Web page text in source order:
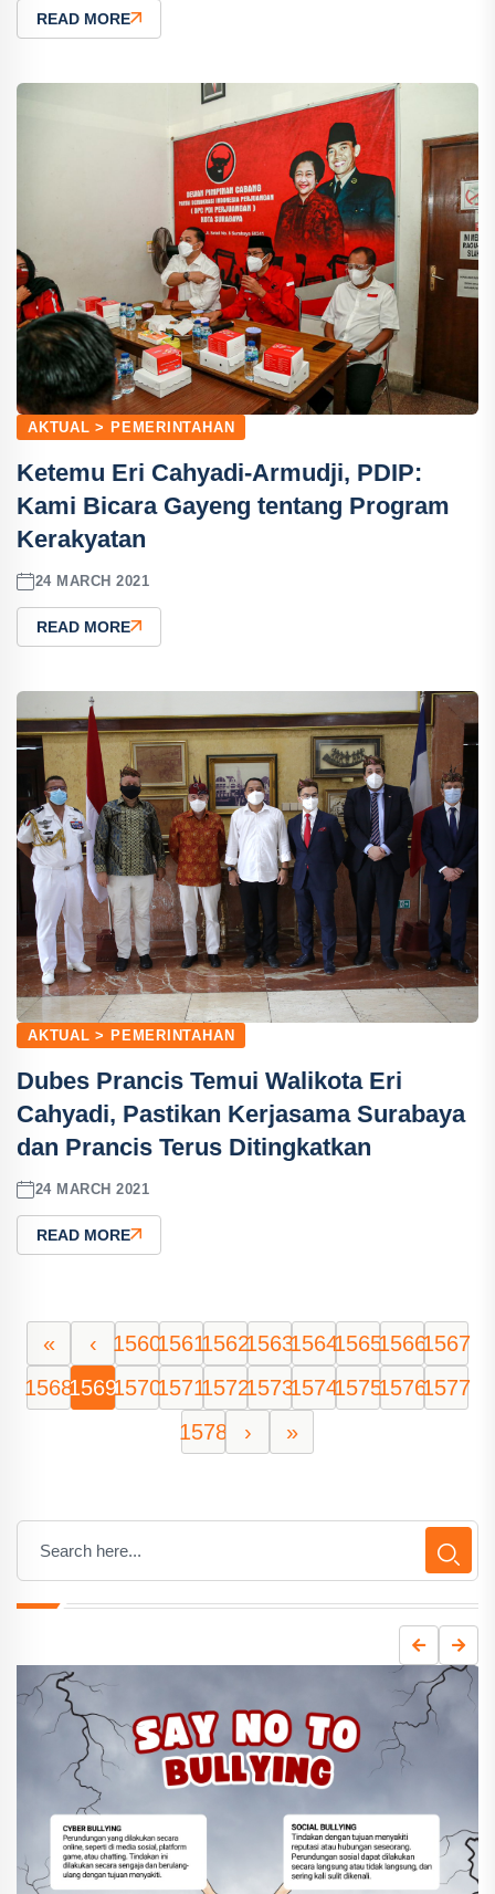
READ MORE
AKTUAL > PEMERINTAHAN
Ketemu Eri Cahyadi-Armudji, PDIP:
Kami Bicara Gayeng tentang Program
Kerakyatan
24 MARCH 2021
READ MORE
AKTUAL > PEMERINTAHAN
Dubes Prancis Temui Walikota Eri
Cahyadi, Pastikan Kerjasama Surabaya
dan Prancis Terus Ditingkatkan
24 MARCH 2021
READ MORE
« ‹ 15601561156215631564156515661567
1568156915701571157215731574157515761577
1578
› »